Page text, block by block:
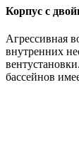
Корпус c
Агрессивная
внутренних
бассейнов